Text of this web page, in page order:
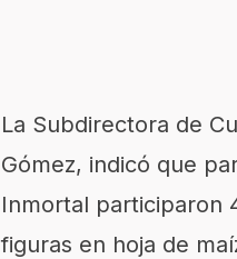
La Subdirectora de
Gómez, indicó que
Inmortal participaron
figuras en hoja de